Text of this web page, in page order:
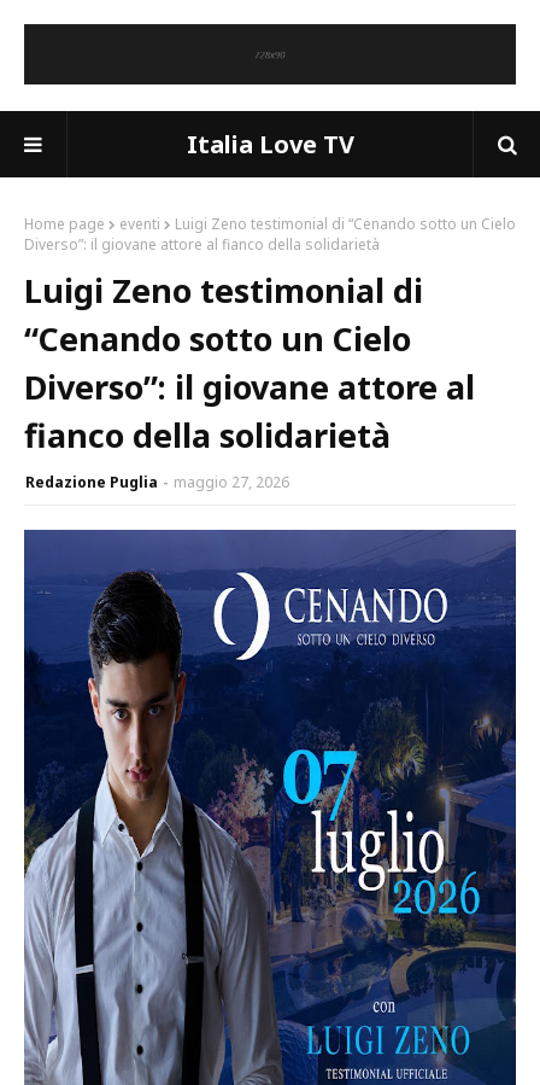
Italia Love TV
Home page eventi
Luigi Zeno testimonial di “Cenando sotto un Cielo
Diverso”: il giovane attore al fianco della solidarietà
Luigi Zeno testimonial di
“Cenando sotto un Cielo
Diverso”: il giovane attore al
fianco della solidarietà
Redazione Puglia maggio 27, 2026